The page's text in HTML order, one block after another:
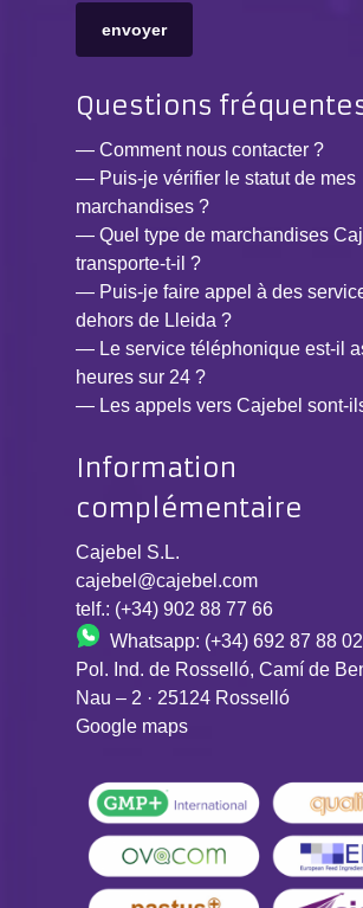
Questions
— Comment nous contacter ?
— Puis-je vérifier le statut de mes
marchandises ?
— Quel type de marchandises
transporte-t-il ?
— Puis-je faire appel à des
dehors de Lleida ?
— Le service téléphonique est-il
heures sur 24 ?
— Les appels vers Cajebel sont-
Information
complémentaire
Cajebel S.L.
cajebel@cajebel.com
telf.: (+34) 902 88 77 66
Whatsapp: (+34) 692 87 88 02
Pol. Ind. de Rosselló, Camí de
Nau – 2 · 25124 Rosselló
Google maps